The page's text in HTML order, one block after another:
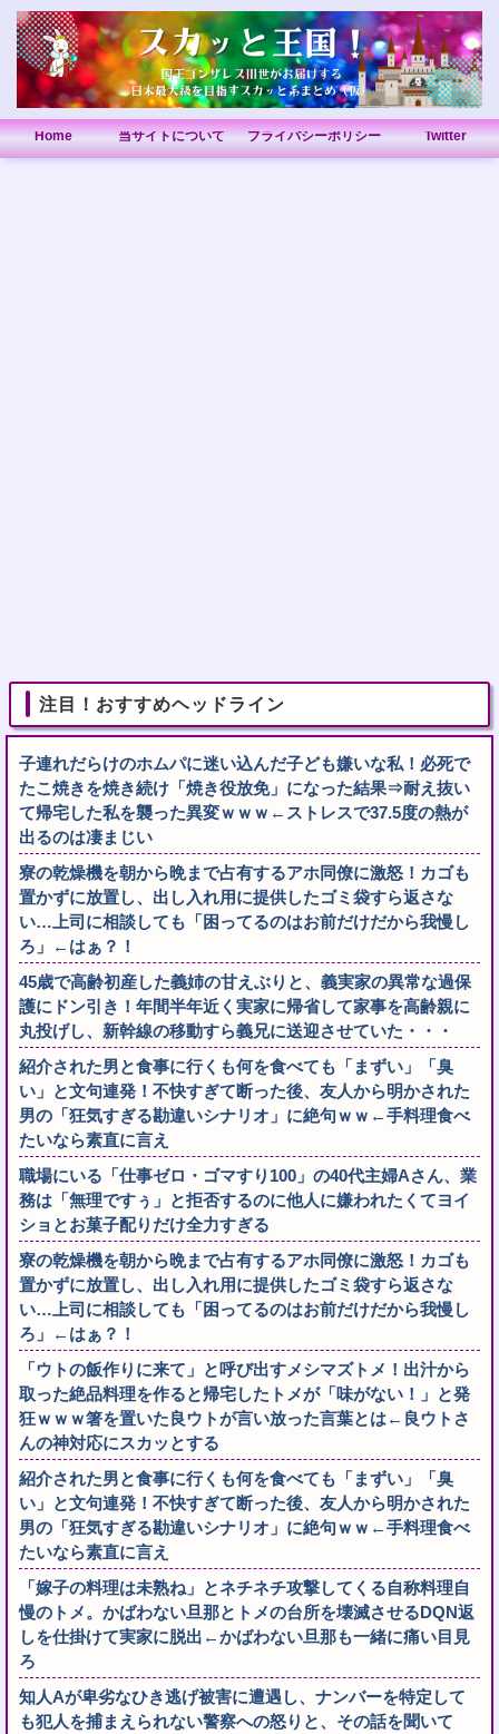
Home 当サイトについて プライバシーポリシー Twitter
注目！おすすめヘッドライン
子連れだらけのホムパに迷い込んだ子ども嫌いな私！必死で
たこ焼きを焼き続け「焼き役放免」になった結果⇒耐え抜い
て帰宅した私を襲った異変ｗｗｗ←ストレスで37.5度の熱が
出るのは凄まじい
寮の乾燥機を朝から晩まで占有するアホ同僚に激怒！カゴも
置かずに放置し、出し入れ用に提供したゴミ袋すら返さな
い…上司に相談しても「困ってるのはお前だけだから我慢し
ろ」←はぁ？！
45歳で高齢初産した義姉の甘えぶりと、義実家の異常な過保
護にドン引き！年間半年近く実家に帰省して家事を高齢親に
丸投げし、新幹線の移動すら義兄に送迎させていた・・・
紹介された男と食事に行くも何を食べても「まずい」「臭
い」と文句連発！不快すぎて断った後、友人から明かされた
男の「狂気すぎる勘違いシナリオ」に絶句ｗｗ←手料理食べ
たいなら素直に言え
職場にいる「仕事ゼロ・ゴマすり100」の40代主婦Aさん、業
務は「無理ですぅ」と拒否するのに他人に嫌われたくてヨイ
ショとお菓子配りだけ全力すぎる
寮の乾燥機を朝から晩まで占有するアホ同僚に激怒！カゴも
置かずに放置し、出し入れ用に提供したゴミ袋すら返さな
い…上司に相談しても「困ってるのはお前だけだから我慢し
ろ」←はぁ？！
「ウトの飯作りに来て」と呼び出すメシマズトメ！出汁から
取った絶品料理を作ると帰宅したトメが「味がない！」と発
狂ｗｗｗ箸を置いた良ウトが言い放った言葉とは←良ウトさ
んの神対応にスカッとする
紹介された男と食事に行くも何を食べても「まずい」「臭
い」と文句連発！不快すぎて断った後、友人から明かされた
男の「狂気すぎる勘違いシナリオ」に絶句ｗｗ←手料理食べ
たいなら素直に言え
「嫁子の料理は未熟ね」とネチネチ攻撃してくる自称料理自
慢のトメ。かばわない旦那とトメの台所を壊滅させるDQN返
しを仕掛けて実家に脱出←かばわない旦那も一緒に痛い目見
ろ
知人Aが卑劣なひき逃げ被害に遭遇し、ナンバーを特定して
も犯人を捕まえられない警察への怒りと、その話を聞いて